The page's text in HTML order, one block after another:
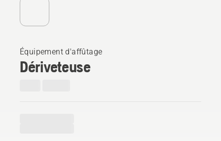
Équipement d'affûtage
Dériveteuse